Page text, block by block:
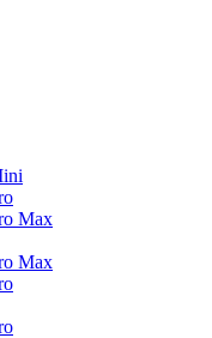
Max
Max